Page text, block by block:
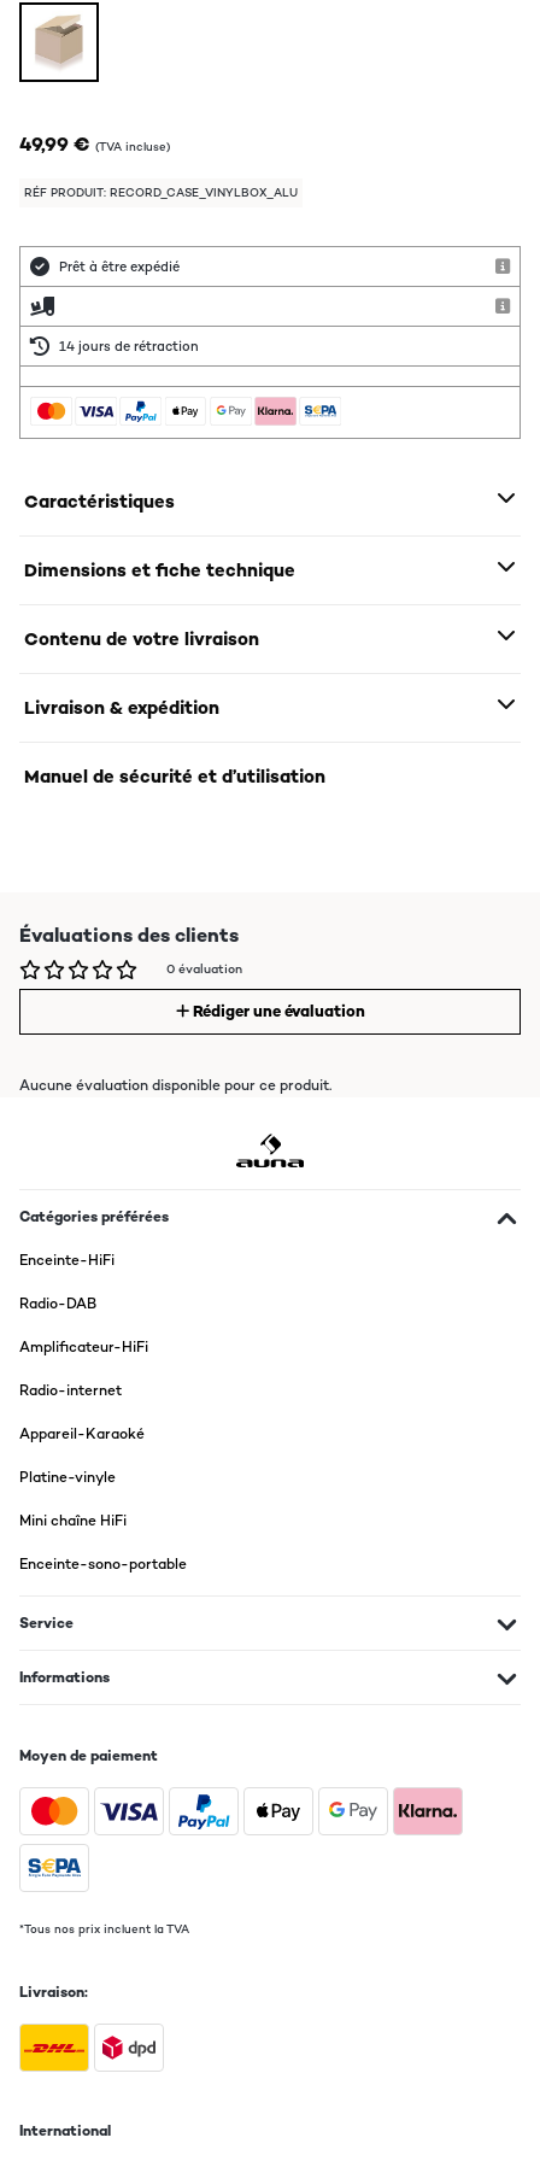
49,99 € (TVA incluse)
RÉF PRODUIT: RECORD_CASE_VINYLBOX_ALU
Prêt à être expédié
14 jours de rétraction
Caractéristiques
Dimensions et fiche technique
Contenu de votre livraison
Livraison & expédition
Manuel de sécurité et d’utilisation
Évaluations des clients
0 évaluation
Rédiger une évaluation
Aucune évaluation disponible pour ce produit.
Catégories préférées
Enceinte-HiFi
Radio-DAB
Amplificateur-HiFi
Radio-internet
Appareil-Karaoké
Platine-vinyle
Mini chaîne HiFi
Enceinte-sono-portable
Service
Informations
Moyen de paiement
*Tous nos prix incluent la TVA
Livraison:
International